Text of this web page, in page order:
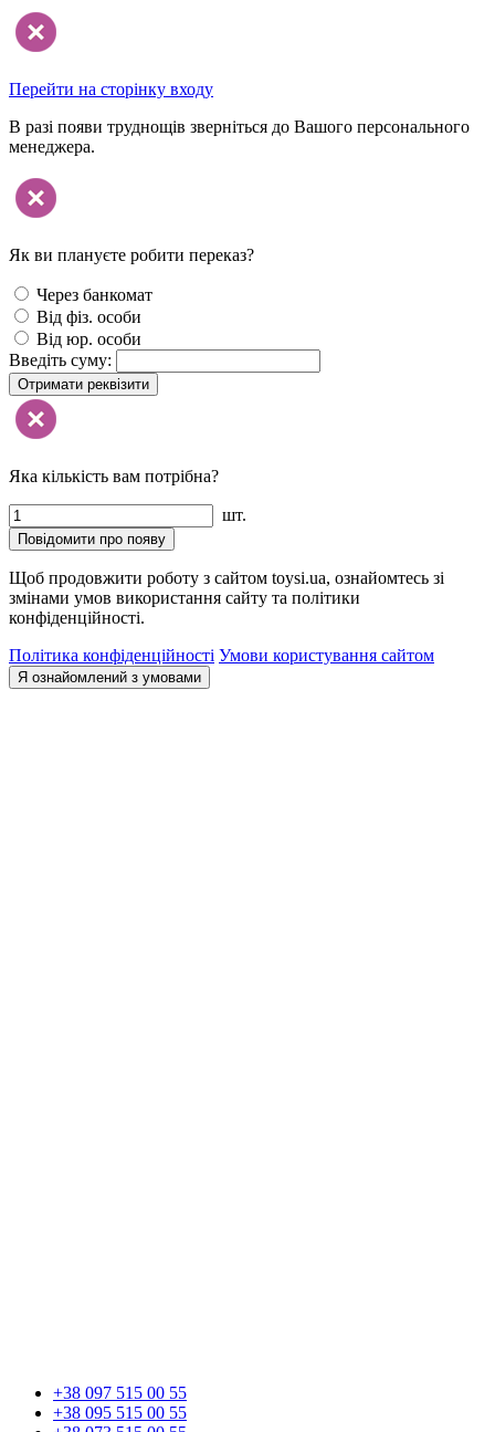
Перейти на сторінку входу
В разі появи труднощів зверніться до Вашого персонального
менеджера.
Як ви плануєте робити переказ?
Через банкомат
Від фіз. особи
Від юр. особи
Введіть суму:
Отримати реквізити
Яка кількість вам потрібна?
шт.
Повідомити про появу
Щоб продовжити роботу з сайтом toysi.ua, ознайомтесь зі
змінами умов використання сайту та політики
конфіденційності.
Політика конфіденційності Умови користування сайтом
Я ознайомлений з умовами
+38 097 515 00 55
+38 095 515 00 55